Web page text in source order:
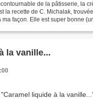
de la pâtisserie, la
la recette de C. Michalak,
façon. Elle est super bonne
la vanille...